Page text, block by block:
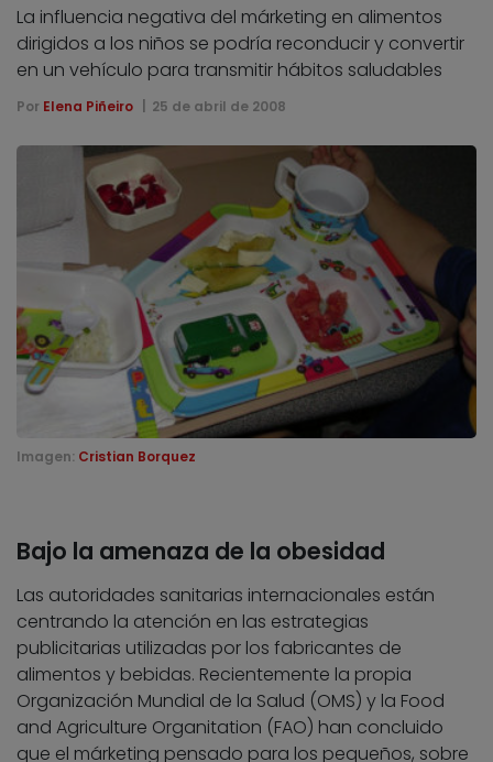
La influencia negativa del márketing en alimentos
dirigidos a los niños se podría reconducir y convertir
en un vehículo para transmitir hábitos saludables
Por Elena Piñeiro 25 de abril de 2008
Imagen: Cristian Borquez
Bajo la amenaza de la obesidad
Las autoridades sanitarias internacionales están
centrando la atención en las estrategias
publicitarias utilizadas por los fabricantes de
alimentos y bebidas. Recientemente la propia
Organización Mundial de la Salud (OMS) y la Food
and Agriculture Organitation (FAO) han concluido
que el márketing pensado para los pequeños, sobre